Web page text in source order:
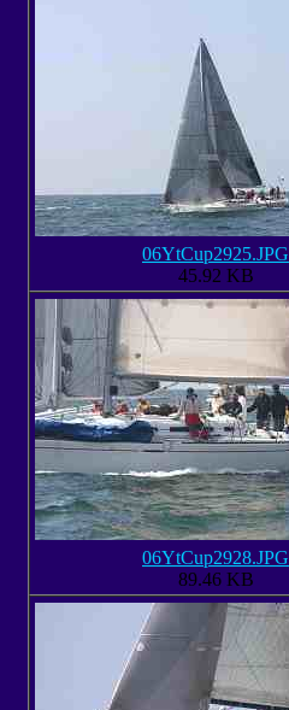
06YtCup2925.JPG
45.92 KB
06YtCup2928.JPG
89.46 KB